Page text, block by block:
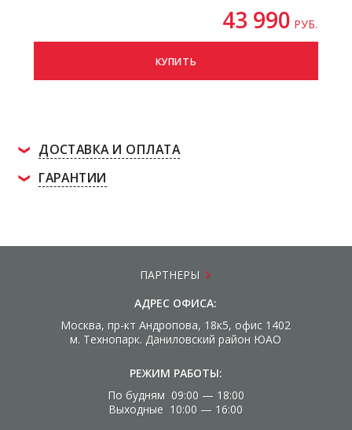
43 990 РУБ.
КУПИТЬ
ДОСТАВКА И ОПЛАТА
ГАРАНТИИ
ПАРТНЕРЫ
АДРЕС ОФИСА:
Москва, пр-кт Андропова, 18к5, офис 1402
м. Технопарк. Даниловский район ЮАО
РЕЖИМ РАБОТЫ:
По будням 09:00 — 18:00
Выходные 10:00 — 16:00